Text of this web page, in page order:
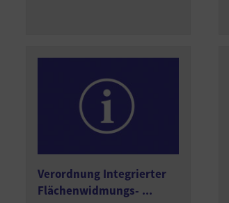
Verordnung Integrierter
Flächenwidmungs- ...